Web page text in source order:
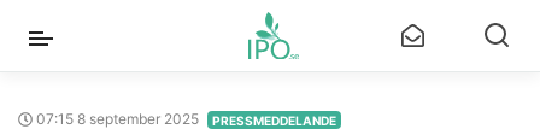
07:15 8 september 2025 PRESSMEDDELANDE